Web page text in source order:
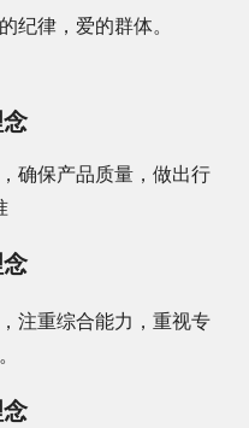
纪律，爱的群体。
确保产品质量，做出行
注重综合能力，重视专